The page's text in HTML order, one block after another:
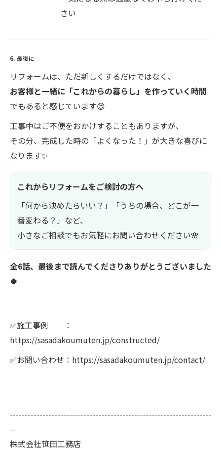
さい
6. 最後に
リフォームは、ただ新しくするだけではなく、
お客様と一緒に「これからの暮らし」を作っていく時間
でもあると感じています😊
工事中はご不便をおかけすることもありますが、
その分、完成した時の「よくなった！」が大きな喜びに
なります✨
これからリフォームをご検討の方へ
「何から決めたらいい？」「うちの場合、どこが一
番変わる？」など、
小さなご相談でもお気軽にお問い合わせください🌸
全6話、最後まで読んでくださりありがとうございました
🍀
✅施工事例 ：
https://sasadakoumuten.jp/constructed/
✅お問い合わせ：https://sasadakoumuten.jp/contact/
--------------------------------------------------------------------
--
株式会社笹田工務店